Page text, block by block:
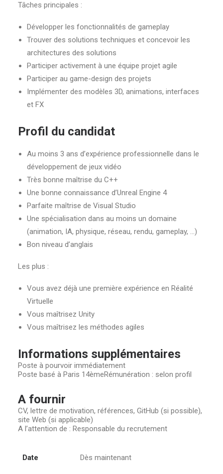
Tâches principales :
Développer les fonctionnalités de gameplay
Trouver des solutions techniques et concevoir les
architectures des solutions
Participer activement à une équipe projet agile
Participer au game-design des projets
Implémenter des modèles 3D, animations, interfaces
et FX
Profil du candidat
Au moins 3 ans d’expérience professionnelle dans le
développement de jeux vidéo
Très bonne maîtrise du C++
Une bonne connaissance d’Unreal Engine 4
Parfaite maîtrise de Visual Studio
Une spécialisation dans au moins un domaine
(animation, IA, physique, réseau, rendu, gameplay, …)
Bon niveau d’anglais
Les plus :
Vous avez déjà une première expérience en Réalité
Virtuelle
Vous maîtrisez Unity
Vous maîtrisez les méthodes agiles
Informations supplémentaires
Poste à pourvoir immédiatement
Poste basé à Paris 14èmeRémunération : selon profil
A fournir
CV, lettre de motivation, références, GitHub (si possible),
site Web (si applicable)
A l’attention de : Responsable du recrutement
Date Dès maintenant